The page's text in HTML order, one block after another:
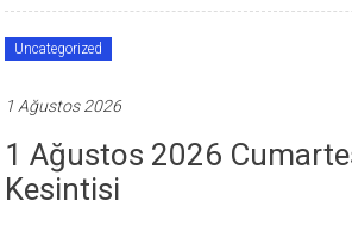
Uncategorized
1 Ağustos 2026
1 Ağustos 2026
Kesintisi